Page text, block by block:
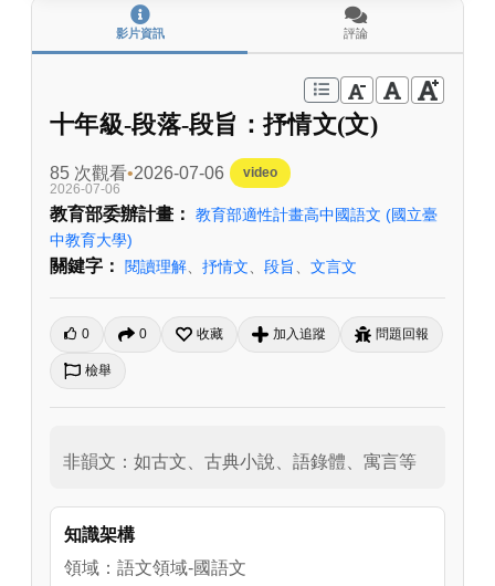
影片資訊 評論
十年級-段落-段旨：抒情文(文)
85 次觀看 2026-07-06
video
2026-07-06
教育部委辦計畫： 教育部適性計畫高中國語文 (國立臺
中教育大學)
關鍵字： 閱讀理解 抒情文 段旨 文言文
0 0 收藏 加入追蹤 問題回報
檢舉
非韻文：如古文、古典小說、語錄體、寓言等
知識架構
領域：語文領域-國語文